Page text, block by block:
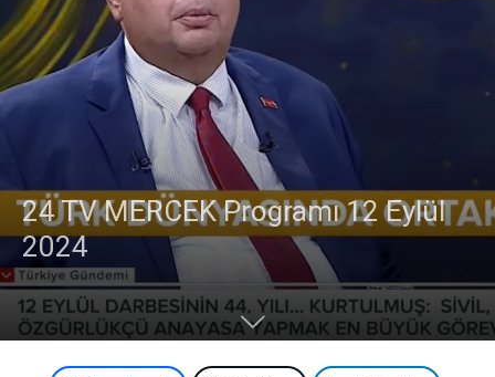
24 TV MERCEK Programı 12 Eylül
2024